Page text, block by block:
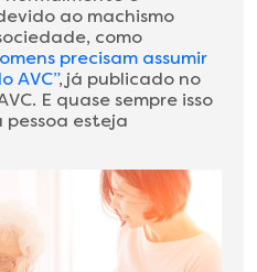
ao machismo
como
precisam assumir
AVC”, já publicado no
E quase sempre isso
pessoa esteja